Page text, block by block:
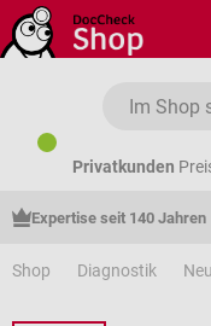
Zum Hauptinhalt
Privatkunden
Expertise seit 140 Jahren
Shop Diagnostik